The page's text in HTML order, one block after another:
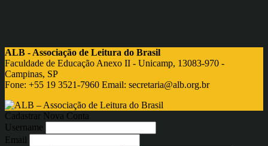
ALB - Associação de Leitura do Brasil
Faculdade de Educação Anexo II - Unicamp, 13083-970 -
Campinas, SP
Fone: +55 19 3521-7960 Email: secretaria@alb.org.br
Cadastrar Nova Conta
Username
Email